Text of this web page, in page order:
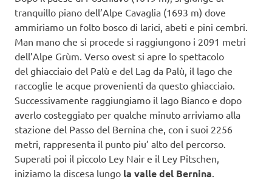
tranquillo piano dell’Alpe Cavaglia (1693 m) dove
ammiriamo un folto bosco di larici, abeti e pini cembri.
Man mano che si procede si raggiungono i 2091 metri
dell’Alpe Grùm. Verso ovest si apre lo spettacolo
del ghiacciaio del Palù e del Lag da Palù, il lago che
raccoglie le acque provenienti da questo ghiacciaio.
Successivamente raggiungiamo il lago Bianco e dopo
averlo costeggiato per qualche minuto arriviamo alla
stazione del Passo del Bernina che, con i suoi 2256
metri, rappresenta il punto piu’ alto del percorso.
Superati poi il piccolo Ley Nair e il Ley Pitschen,
iniziamo la discesa lungo la valle del Bernina